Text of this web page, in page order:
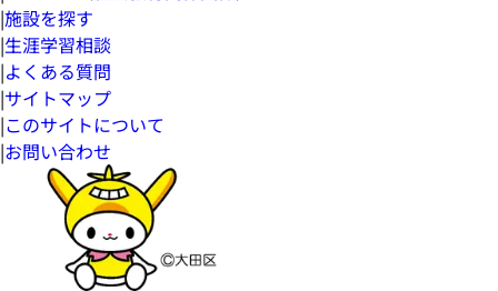
|施設を探す
|生涯学習相談
|よくある質問
|サイトマップ
|このサイトについて
|お問い合わせ